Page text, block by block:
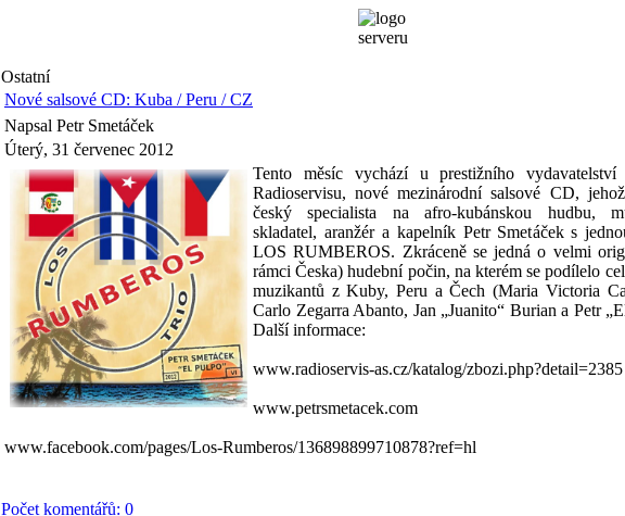
Ostatní
Nové salsové CD: Kuba / Peru / CZ
Napsal Petr Smetáček
Úterý, 31 červenec 2012
Tento měsíc vychází u prestižního vydavatelství
Radioservisu, nové mezinárodní salsové CD,
český specialista na afro-kubánskou hudbu,
skladatel, aranžér a kapelník Petr Smetáček s
LOS RUMBEROS. Zkráceně se jedná o velmi
rámci Česka) hudební počin, na kterém se podílelo
muzikantů z Kuby, Peru a Čech (Maria Victoria
Carlo Zegarra Abanto, Jan „Juanito“ Burian a Petr
Další informace:
www.radioservis-as.cz/katalog/zbozi.php?detail=2385
www.petrsmetacek.com
www.facebook.com/pages/Los-Rumberos/136898899710878?ref=hl
Počet komentářů: 0